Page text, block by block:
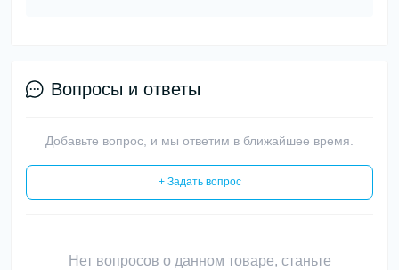
Вопросы и ответы
Добавьте вопрос, и мы ответим в ближайшее время.
+ Задать вопрос
Нет вопросов о данном товаре, станьте